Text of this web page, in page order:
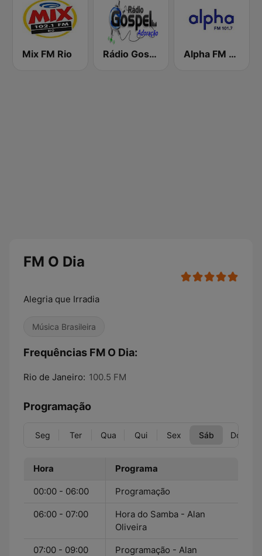
Mix FM Rio Rádio Gospel Adoração Alpha FM 101.7
FM O Dia
Alegria que Irradia
Música Brasileira
Frequências FM O Dia:
Rio de Janeiro: 100.5 FM
Programação
Seg Ter Qua Qui Sex Sáb Dom
Hora Programa
00:00 - 06:00 Programação
06:00 - 07:00
Hora do Samba - Alan
Oliveira
07:00 - 09:00
Programação - Alan